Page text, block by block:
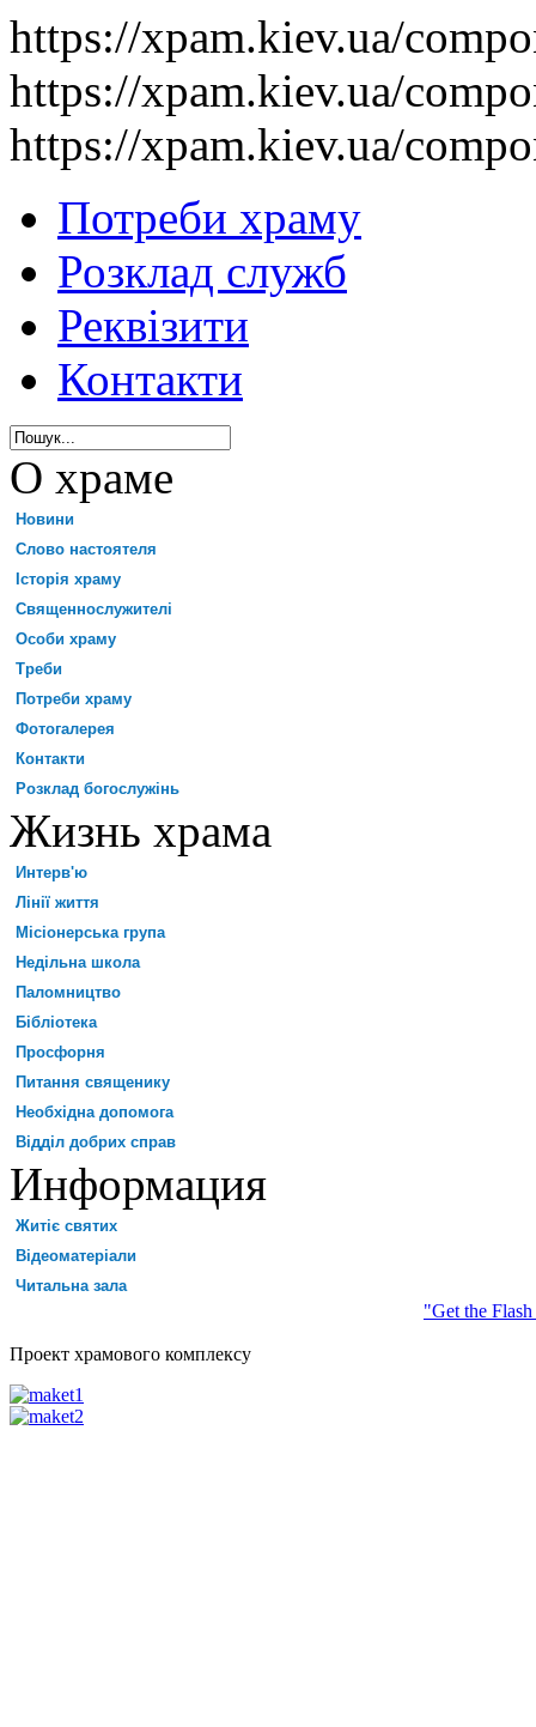
https://xpam.kiev.ua/
https://xpam.kiev.ua/
https://xpam.kiev.ua/
Потреби храму
Розклад служб
Реквізити
Контакти
О храме
Новини
Слово настоятеля
Історія храму
Священнослужителі
Особи храму
Треби
Потреби храму
Фотогалерея
Контакти
Розклад богослужінь
Жизнь храма
Интерв'ю
Лінії життя
Місіонерська група
Недільна школа
Паломництво
Бібліотека
Просфорня
Питання священику
Необхідна допомога
Відділ добрих справ
Информация
Житіє святих
Відеоматеріали
Читальна зала
"Get the
Проект храмового комплексу